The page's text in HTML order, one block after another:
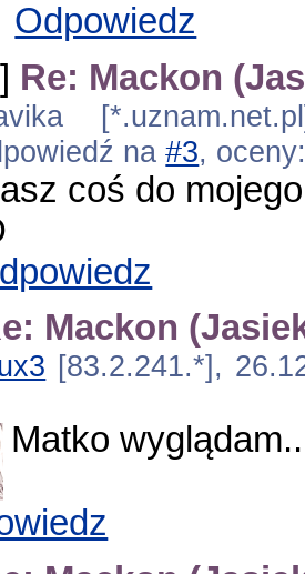
Odpowiedz
Re: Mackon
na#3,
coś do
Mackon
[83.2.241.*],
Matko